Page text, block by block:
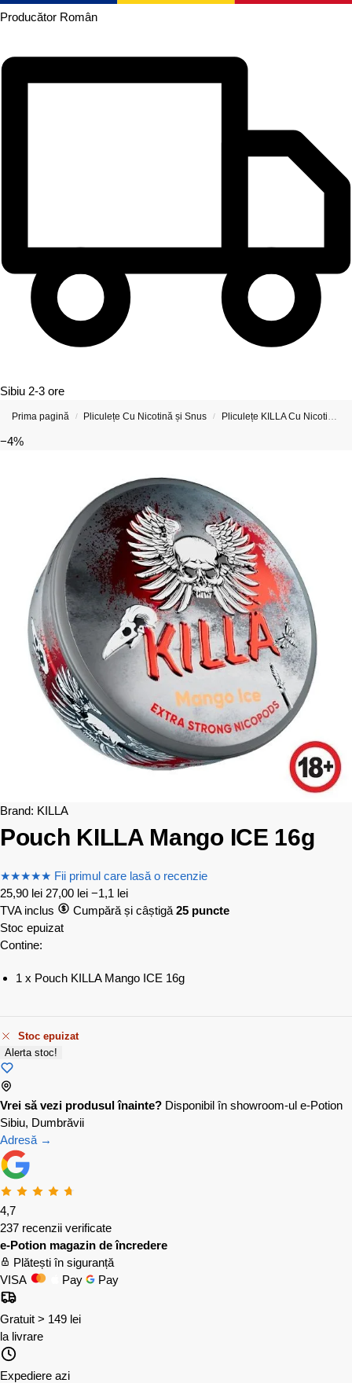
Producător Român
Sibiu 2-3 ore
Prima pagină / Pliculețe Cu Nicotină și Snus / Pliculețe KILLA Cu Nicotină
−4%
Brand: KILLA
Pouch KILLA Mango ICE 16g
★★★★★ Fii primul care lasă o recenzie
25,90 lei 27,00 lei −1,1 lei
TVA inclus
Cumpără și câștigă 25 puncte
Stoc epuizat
Contine:
1 x Pouch KILLA Mango ICE 16g
Stoc epuizat
Alerta stoc!
Vrei să vezi produsul înainte? Disponibil în showroom-ul e-Potion
Sibiu, Dumbrăvii
Adresă →
4,7
237 recenzii verificate
e-Potion magazin de încredere
Plătești în siguranță
VISA
Pay Pay
Gratuit > 149 lei
la livrare
Expediere azi